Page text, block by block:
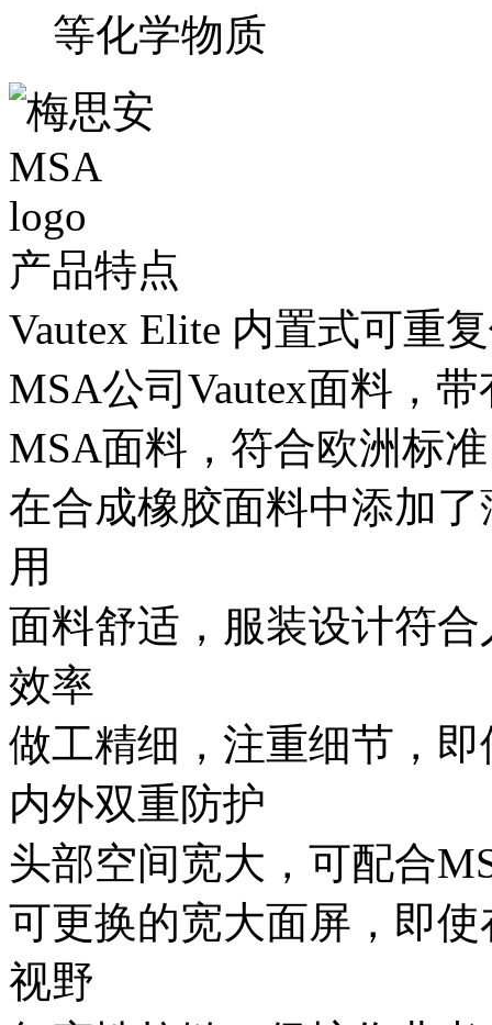
等化学物质
产品特点
Vautex Elite 内置式可重
MSA公司Vautex面料，
MSA面料，符合欧洲标准
在合成橡胶面料中添加
用
面料舒适，服装设计符
效率
做工精细，注重细节，
内外双重防护
头部空间宽大，可配合
可更换的宽大面屏，即
视野